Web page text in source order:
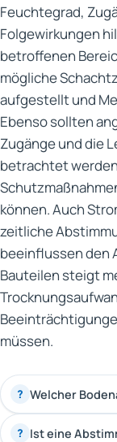
Feuchtegrad,
Folgewirkungen
betroffenen
mögliche
aufgestellt und
Ebenso sollten
Zugänge und die
betrachtet
können. Auch
zeitliche
beeinflussen den
Bauteilen steigt
müssen.
? Welcher
? Ist eine